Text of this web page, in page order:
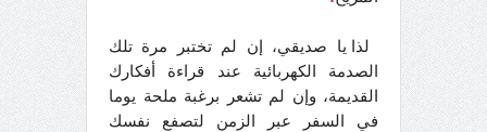
لذا يا صديقي، إن لم تختبر مرة تلك
الصدمة الكهربائية عند قراءة أفكارك
القديمة، وإن لم تشعر برغبة ملحة يوما
في السفر عبر الزمن لتصفع نفسك